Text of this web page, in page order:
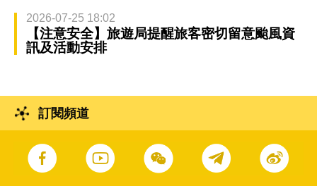
2026-07-25 18:02
【注意安全】旅遊局提醒旅客密切留意颱風資
訊及活動安排
訂閱頻道